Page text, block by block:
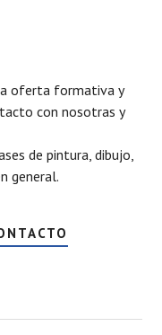
oferta formativa y
con nosotras y
de pintura, dibujo,
general.